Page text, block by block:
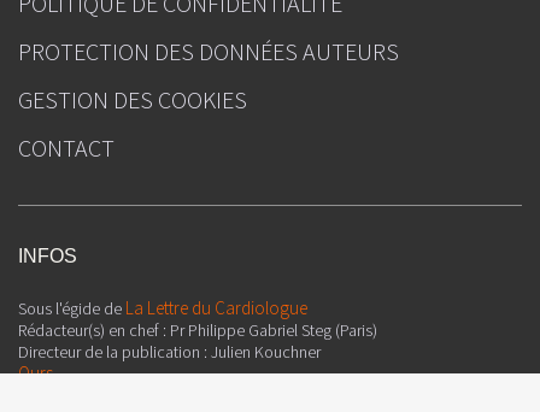
INFOS
Sous l'égide de La Lettre du Cardiologue
Rédacteur(s) en chef : Pr Philippe Gabriel Steg (Paris)
Directeur de la publication : Julien Kouchner
Ours
PROTECTION DES DONNÉES AUTEURS
GESTION DES COOKIES
CONTACT